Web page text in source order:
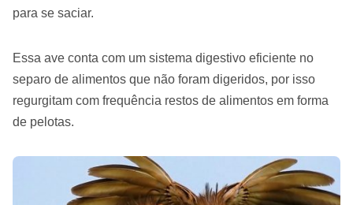
para se saciar.
Essa ave conta com um sistema digestivo eficiente no
separo de alimentos que não foram digeridos, por isso
regurgitam com frequência restos de alimentos em forma
de pelotas.